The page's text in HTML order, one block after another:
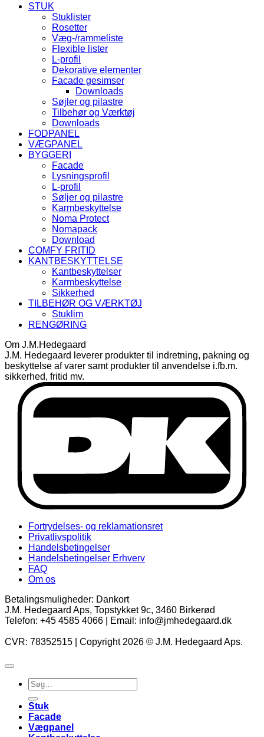
STUK
Stuklister
Rosetter
Væg-/rammeliste
Flexible lister
L-profil
Dekorative elementer
Facade gesimser
Downloads
Søjler og pilastre
Tilbehør og Værktøj
Downloads
FODPANEL
VÆGPANEL
BYGGERI
Facade
Lysningsprofil
L-profil
Søljer og pilastre
Karmbeskyttelse
Noma Protect
Nomapack
Download
COMFY FRITID
KANTBESKYTTELSE
Kantbeskyttelser
Karmbeskyttelse
Sikkerhed
TILBEHØR OG VÆRKTØJ
Stuklim
RENGØRING
Om J.M.Hedegaard
J.M. Hedegaard leverer produkter til indretning, pakning og
beskyttelse af varer samt produkter til anvendelse i.fb.m.
sikkerhed, fritid mv.
Fortrydelses- og reklamationsret
Privatlivspolitik
Handelsbetingelser
Handelsbetingelser Erhverv
FAQ
Om os
Betalingsmuligheder: Dankort
J.M. Hedegaard Aps, Topstykket 9c, 3460 Birkerød
Telefon: +45 4585 4066 | Email: info@jmhedegaard.dk
CVR: 78352515 | Copyright 2026 © J.M. Hedegaard Aps.
Søg
efter:
Stuk
Facade
Vægpanel